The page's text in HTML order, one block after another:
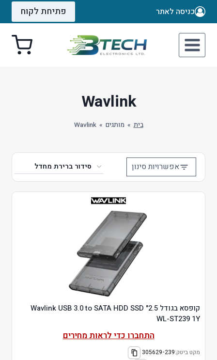
Skip
כניסה לאתר פתיחת לקוח
Wavlink
בית » מותגים »
Wavlink
אפשרויות סינון
קופסא בגודל 2.5" Wavlink USB 3.0 to SATA HDD SSD
WL-ST239 1Y
התחברו כדי לראות מחירים
מקט ביטק:305629-239